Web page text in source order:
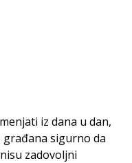
iz dana u dan,
građana sigurno da
zadovoljni